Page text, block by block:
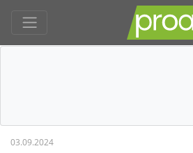
03.09.2024